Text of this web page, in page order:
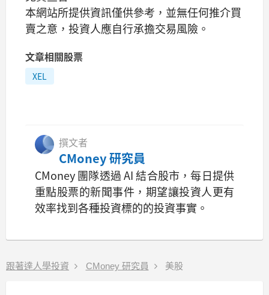
本網站所提供資訊僅供參考，並無任何推介買
賣之意，投資人應自行承擔交易風險。
文章相關股票
XEL
撰文者
CMoney 研究員
CMoney 團隊透過 AI 結合股市，每日提供
重點股票的新聞事件，期望讓投資人更有
效率找到各種投資標的的投資事實。
跟著達人學投資 CMoney 研究員 美股